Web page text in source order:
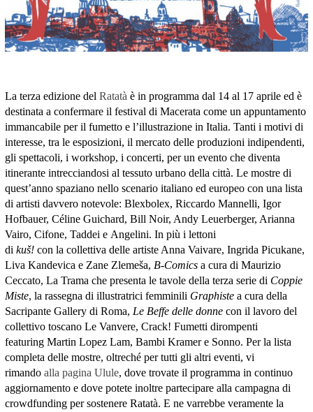
La terza edizione del Ratatà è in programma dal 14 al 17 aprile ed è
destinata a confermare il festival di Macerata come un appuntamento
immancabile per il fumetto e l’illustrazione in Italia. Tanti i motivi di
interesse, tra le esposizioni, il mercato delle produzioni indipendenti,
gli spettacoli, i workshop, i concerti, per un evento che diventa
itinerante intrecciandosi al tessuto urbano della città. Le mostre di
quest’anno spaziano nello scenario italiano ed europeo con una lista
di artisti davvero notevole: Blexbolex, Riccardo Mannelli, Igor
Hofbauer, Céline Guichard, Bill Noir, Andy Leuerberger, Arianna
Vairo, Cifone, Taddei e Angelini. In più i lettoni
di kuš! con la collettiva delle artiste Anna Vaivare, Ingrida Picukane,
Liva Kandevica e Zane Zlemeša, B-Comicsa cura di Maurizio
Ceccato, La Trama che presenta le tavole della terza serie di Coppie
Miste, la rassegna di illustratrici femminili Graphistea cura della
Sacripante Gallery di Roma, Le Beffe delle donnecon il lavoro del
collettivo toscano Le Vanvere, Crack! Fumetti dirompenti
featuring Martin Lopez Lam, Bambi Kramer e Sonno. Per la lista
completa delle mostre, oltreché per tutti gli altri eventi, vi
rimando alla pagina Ulule, dove trovate il programma in continuo
aggiornamento e dove potete inoltre partecipare alla campagna di
crowdfunding per sostenere Ratatà. E ne varrebbe veramente la